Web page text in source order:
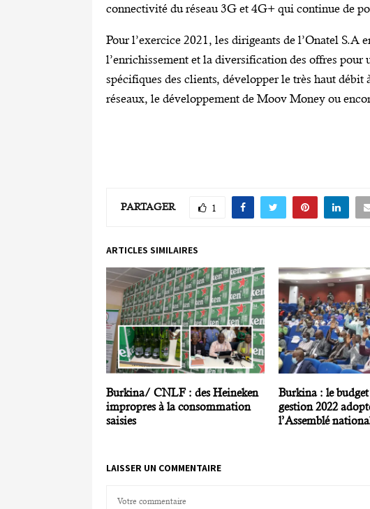
connectivité du réseau 3G et 4G+ qui continue de
Pour l’exercice 2021, les dirigeants de l’Onatel S.A
l’enrichissement et la diversification des offres pour
spécifiques des clients, développer le très haut
réseaux, le développement de Moov Money ou
PARTAGER 1
ARTICLES SIMILAIRES
Burkina/ CNLF : des Heineken
impropres à la consommation
saisies
Burkina : le
gestion 2022
l’Assemblé
LAISSER UN COMMENTAIRE